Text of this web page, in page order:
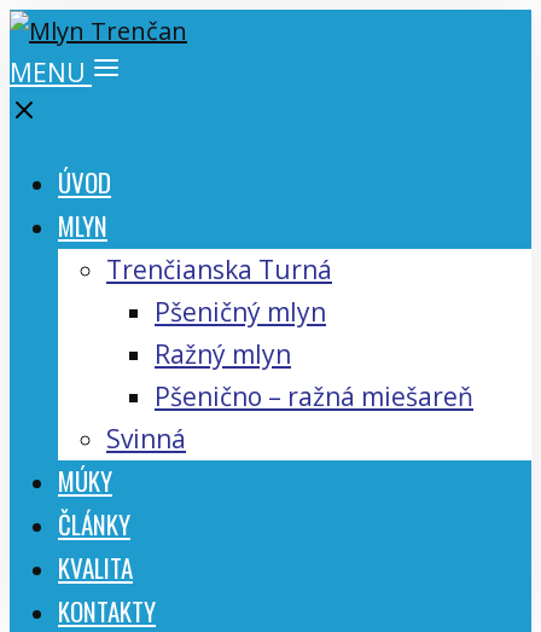
MENU
ÚVOD
MLYN
Trenčianska Turná
Pšeničný mlyn
Ražný mlyn
Pšenično – ražná miešareň
Svinná
MÚKY
ČLÁNKY
KVALITA
KONTAKTY